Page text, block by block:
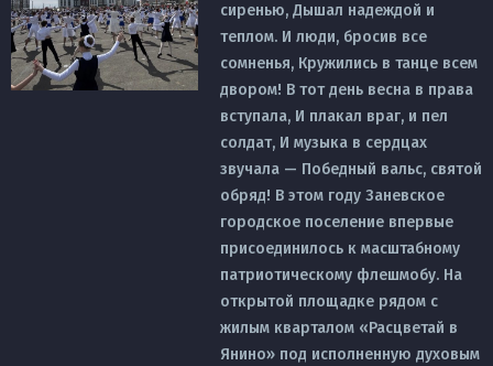
сиренью, Дышал надеждой и
теплом. И люди, бросив все
сомненья, Кружились в танце всем
двором! В тот день весна в права
вступала, И плакал враг, и пел
солдат, И музыка в сердцах
звучала — Победный вальс, святой
обряд! В этом году Заневское
городское поселение впервые
присоединилось к масштабному
патриотическому флешмобу. На
открытой площадке рядом с
жилым кварталом «Расцветай в
Янино» под исполненную духовым